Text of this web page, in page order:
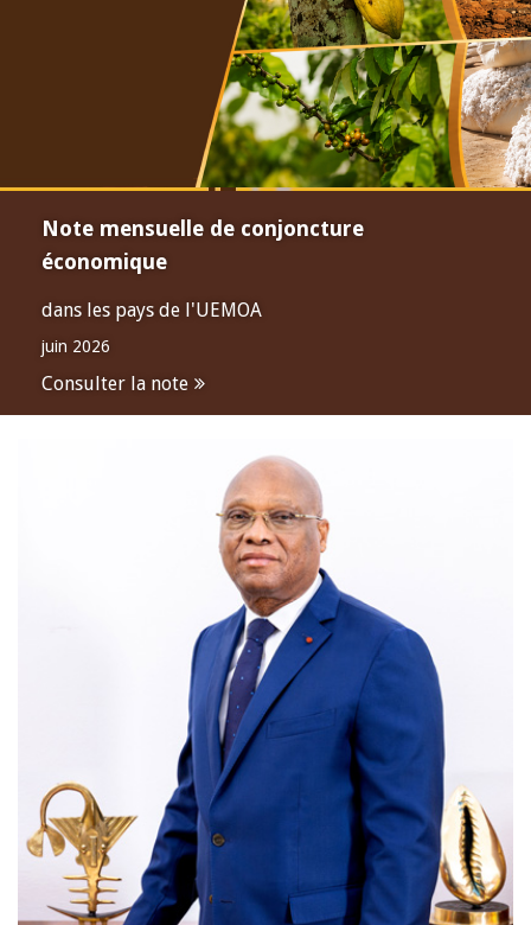
Note mensuelle de conjoncture
économique
dans les pays de l'UEMOA
juin 2026
Consulter la note